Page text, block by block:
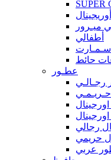
SUPER
ميـرور
أطفالي
حائط
عطـور
رجـالـي
رجالي
حريمي
عربي